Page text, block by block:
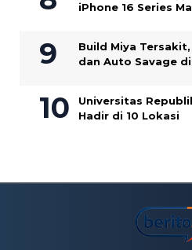
iPhone 16 Series
Build Miya
dan Auto Savage
Universitas
Hadir di 10 Lokasi